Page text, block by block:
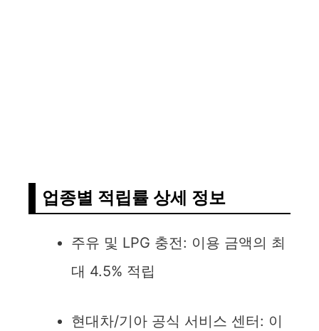
업종별 적립률 상세 정보
주유 및 LPG 충전: 이용 금액의 최
대 4.5% 적립
현대차/기아 공식 서비스 센터: 이